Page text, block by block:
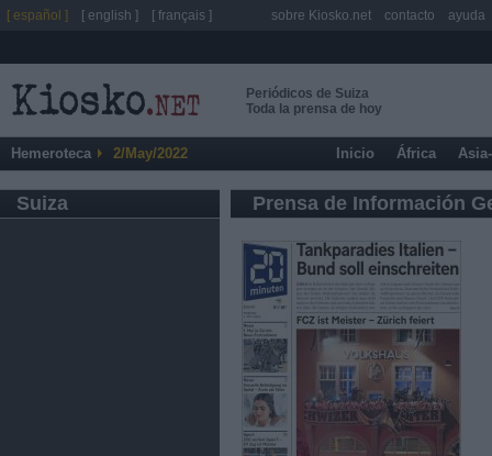
Periódicos de Suiza
Toda la prensa de hoy
Hemeroteca 2/May/2022 Inicio África
Suiza Prensa de Información
[ español ] [ english ] [ français ] sobre Kiosko.net contacto ayuda